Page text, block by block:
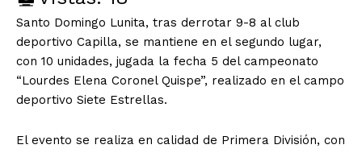
Santo Domingo Lunita, tras derrotar 9-8 al club
deportivo Capilla, se mantiene en el segundo lugar,
con 10 unidades, jugada la fecha 5 del campeonato
“Lourdes Elena Coronel Quispe”, realizado en el campo
deportivo Siete Estrellas.
El evento se realiza en calidad de Primera División, con